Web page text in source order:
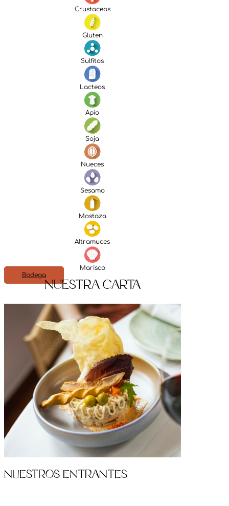
Crustaceos
Gluten
Sulfitos
Lacteos
Apio
Soja
Nueces
Sesamo
Mostaza
Altramuces
Marisco
Bodega
Nuestra carta
Nuestros Entrantes